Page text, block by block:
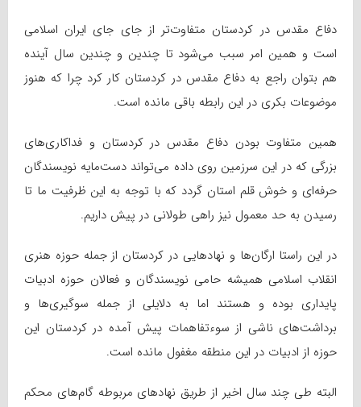
دفاع مقدس در کردستان متفاوت‌تر از جای جای ایران اسلامی
است و همین امر سبب می‌شود تا چندین و چندین سال آینده
هم بتوان راجع به دفاع مقدس در کردستان کار کرد چرا که هنوز
موضوعات بکری در این رابطه باقی مانده است.
همین متفاوت بودن دفاع مقدس در کردستان و فداکاری‌های
بزرگی که در این سرزمین روی داده می‌تواند دست‌مایه نویسندگان
حرفه‌ای و خوش قلم استان گردد که با توجه به این ظرفیت ما تا
رسیدن به حد معمول نیز راهی طولانی در پیش داریم.
در این راستا ارگان‌ها و نهادهایی در کردستان از جمله حوزه هنری
انقلاب اسلامی همیشه حامی نویسندگان و فعالان حوزه ادبیات
پایداری بوده و هستند اما به دلایلی از جمله سوگیری‌ها و
برداشت‌های ناشی از سوء‌تفاهمات پیش آمده در کردستان این
حوزه از ادبیات در این منطقه مغفول مانده است.
البته طی چند سال اخیر از طریق نهادهای مربوطه گام‌های محکم